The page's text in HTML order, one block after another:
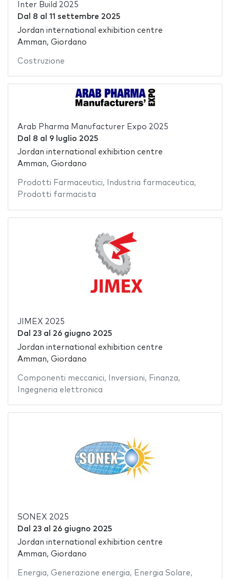
Inter Build 2025
Dal 8 al 11 settembre 2025
Jordan international exhibition centre
Amman, Giordano
Costruzione
Arab Pharma Manufacturer Expo 2025
Dal 8 al 9 luglio 2025
Jordan international exhibition centre
Amman, Giordano
Prodotti Farmaceutici, Industria farmaceutica,
Prodotti farmacista
JIMEX 2025
Dal 23al 26 giugno 2025
Jordan international exhibition centre
Amman, Giordano
Componenti meccanici, Inversioni, Finanza,
Ingegneria elettronica
SONEX 2025
Dal 23al 26 giugno 2025
Jordan international exhibition centre
Amman, Giordano
Energia, Generazione energia, Energia Solare,